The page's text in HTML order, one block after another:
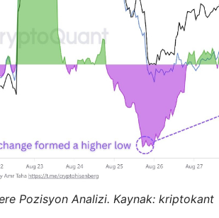
Pozisyon Analizi. Kaynak: kriptokant